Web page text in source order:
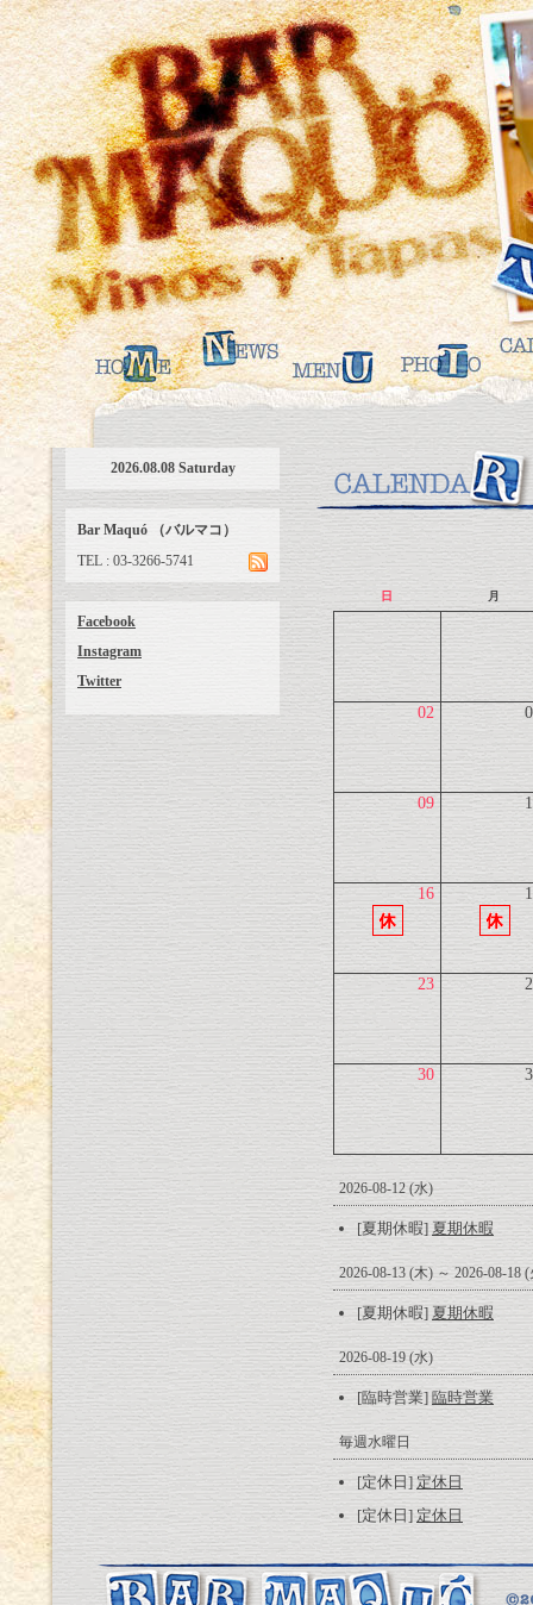
日 月
02
09
16
23
30
2026-08-12 (水)
[夏期休暇] 夏期休暇
2026-08-13 (木) ～ 2026-08-18
[夏期休暇] 夏期休暇
2026-08-19 (水)
[臨時営業] 臨時営業
毎週水曜日
[定休日] 定休日
[定休日] 定休日
2026.08.08 Saturday
Bar Maquó （バルマコ）
TEL : 03-3266-5741
Facebook
Instagram
Twitter